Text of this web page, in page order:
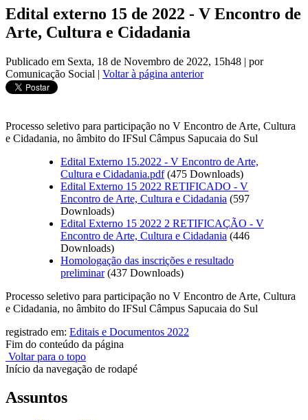
Edital externo 15 de 2022 - V Encontro de
Arte, Cultura e Cidadania
Publicado em Sexta, 18 de Novembro de 2022, 15h48 | por
Comunicação Social | Voltar à página anterior
Processo seletivo para participação no V Encontro de Arte, Cultura
e Cidadania, no âmbito do IFSul Câmpus Sapucaia do Sul
Edital Externo 15.2022 - V Encontro de Arte,
Cultura e Cidadania.pdf (475 Downloads)
Edital Externo 15 2022 RETIFICADO - V
Encontro de Arte, Cultura e Cidadania (597
Downloads)
Edital Externo 15 2022 2 RETIFICAÇÃO - V
Encontro de Arte, Cultura e Cidadania (446
Downloads)
Homologação das inscrições e resultado
preliminar (437 Downloads)
Processo seletivo para participação no V Encontro de Arte, Cultura
e Cidadania, no âmbito do IFSul Câmpus Sapucaia do Sul
registrado em: Editais e Documentos 2022
Fim do conteúdo da página
Voltar para o topo
Início da navegação de rodapé
Assuntos